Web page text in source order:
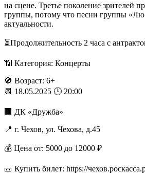
на сцене. Третье поколение зрителей
группы, потому что песни группы
актуальности.
⏳Продолжительность 2 часа с
📶 Категория: Концерты
🚫 Возраст: 6+
📆 18.05.2025 🕛 20:00
🏢 ДК «Дружба»
📍 г. Чехов, ул. Чехова, д.45
💰 Цена от: 5000 до 12000 ₽
🎫 Купить билет: https://